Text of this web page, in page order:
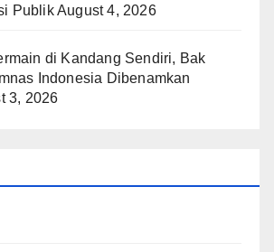
PublikAugust 4, 2026
di Kandang Sendiri, Bak
Indonesia Dibenamkan
3, 2026